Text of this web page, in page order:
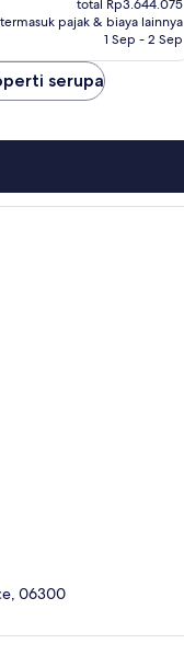
Rp3.227.188
total Rp3.644.075
termasuk pajak & biaya lainnya
1 Sep - 2 Sep
serupa
06300